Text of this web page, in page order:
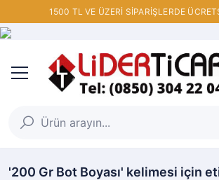
1500 TL VE ÜZERİ SİPARİŞLERDE
'200 Gr Bot Boyası' kelimesi için